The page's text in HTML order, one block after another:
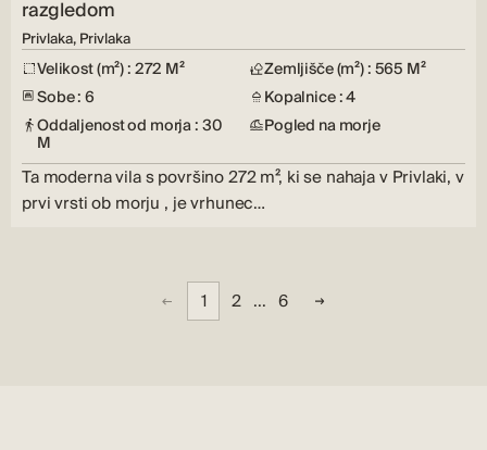
razgledom
Privlaka, Privlaka
Velikost (m²) : 272 M²
Zemljišče (m²) : 565 M²
Sobe : 6
Kopalnice : 4
Oddaljenost od morja : 30
M
Pogled na morje
Ta moderna vila s površino 272 m², ki se nahaja v Privlaki, v
prvi vrsti ob morju , je vrhunec…
1 2 ... 6